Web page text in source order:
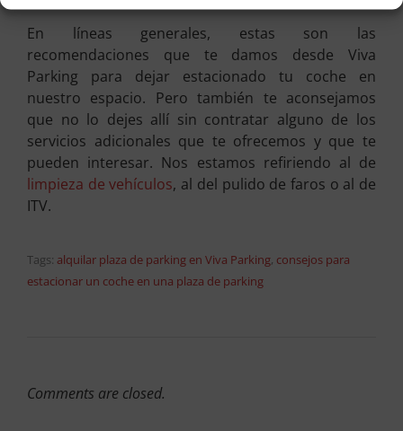
En líneas generales, estas son las
recomendaciones que te damos desde Viva
Parking para dejar estacionado tu coche en
nuestro espacio. Pero también te aconsejamos
que no lo dejes allí sin contratar alguno de los
servicios adicionales que te ofrecemos y que te
pueden interesar. Nos estamos refiriendo al de
limpieza de vehículos, al del pulido de faros o al de
ITV.
Tags: alquilar plaza de parking en Viva Parking, consejos para
estacionar un coche en una plaza de parking
Comments are closed.